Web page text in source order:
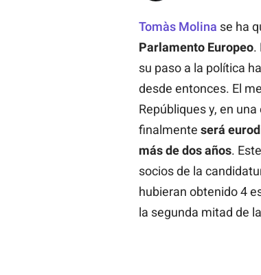
Tomàs Molina se ha
Parlamento Europeo.
su paso a la política
desde entonces. El
Repúbliques y, en
finalmente será
más de dos años.
socios de la
hubieran obtenido 4
la segunda mitad de